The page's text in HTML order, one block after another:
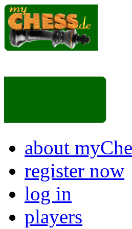
about
register now
log in
players